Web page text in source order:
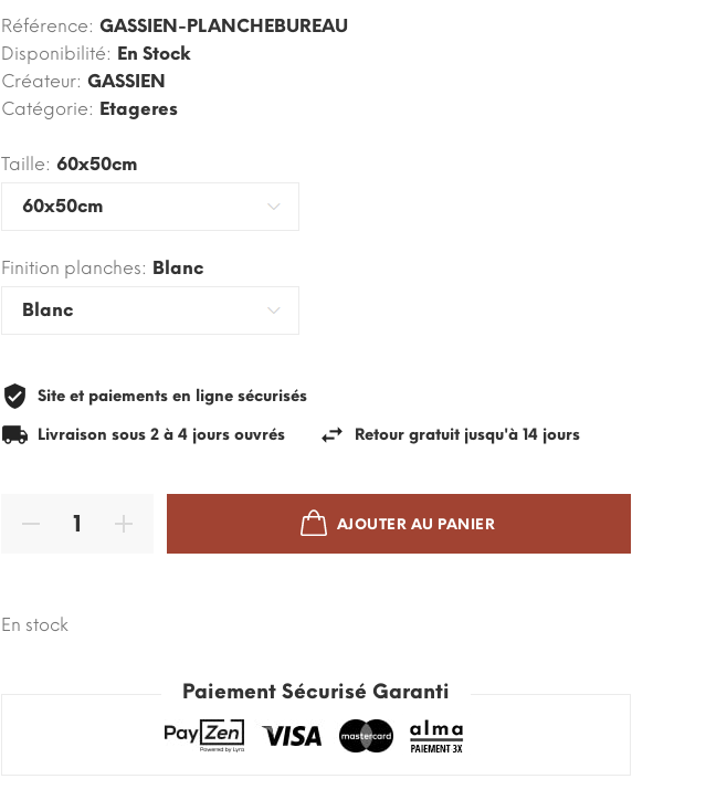
Référence: GASSIEN-PLANCHEBUREAU
Disponibilité: En Stock
Créateur: GASSIEN
Catégorie: Etageres
Taille: 60x50cm
Finition planches: Blanc
Site et paiements en ligne sécurisés
Livraison sous 2 à 4 jours ouvrés Retour gratuit jusqu'à 14 jours
AJOUTER AU PANIER
En stock
Paiement Sécurisé Garanti